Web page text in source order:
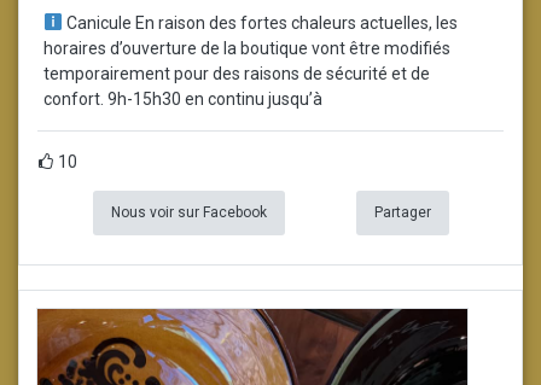
Canicule En raison des fortes chaleurs actuelles, les
horaires d’ouverture de la boutique vont être modifiés
temporairement pour des raisons de sécurité et de
confort. 9h-15h30 en continu jusqu’à
10
Nous voir sur Facebook Partager